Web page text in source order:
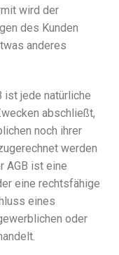
wird der
des Kunden
anderes
ist jede natürliche
abschließt,
noch ihrer
werden
AGB ist eine
eine rechtsfähige
eines
oder